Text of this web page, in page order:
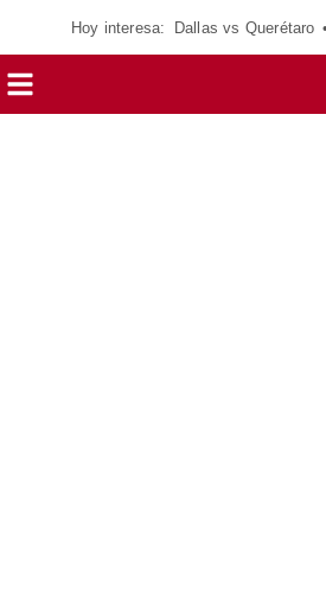
Hoy interesa: Dallas vs Querétaro